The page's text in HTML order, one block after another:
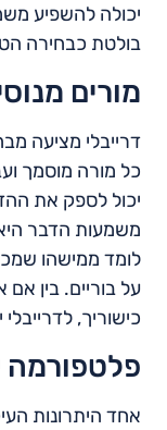
יכולה להשפיע
בולטת כבחירה
מורים
דרייבלי מציעה
כל מורה מוסמך
יכול לספק את
משמעות הדבר
לומד ממישהו
על בוריים. בין
כישוריך,
פלטפורמה
אחד היתרונות